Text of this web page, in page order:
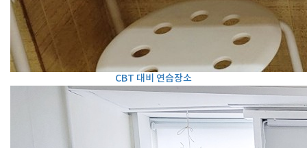
CBT 대비 연습장소